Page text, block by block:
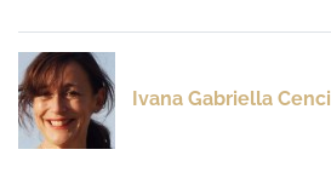
Ivana Gabriella Cenci